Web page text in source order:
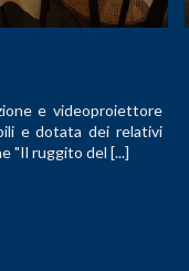
e videoproiettore
e dotata dei relativi
"Il ruggito del [...]